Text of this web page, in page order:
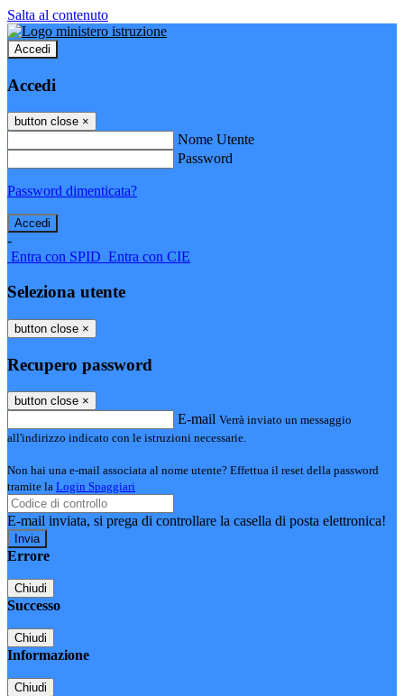
Salta al contenuto
Accedi
Accedi
button close ×
Nome Utente
Password
Password dimenticata?
-
Entra con SPID Entra con CIE
Seleziona utente
button close ×
Recupero password
button close ×
E-mail Verrà inviato un messaggio
all'indirizzo indicato con le istruzioni necessarie.
Non hai una e-mail associata al nome utente? Effettua il reset della password
tramite la Login Spaggiari
E-mail inviata, si prega di controllare la casella di posta elettronica!
Errore
Chiudi
Successo
Chiudi
Informazione
Chiudi